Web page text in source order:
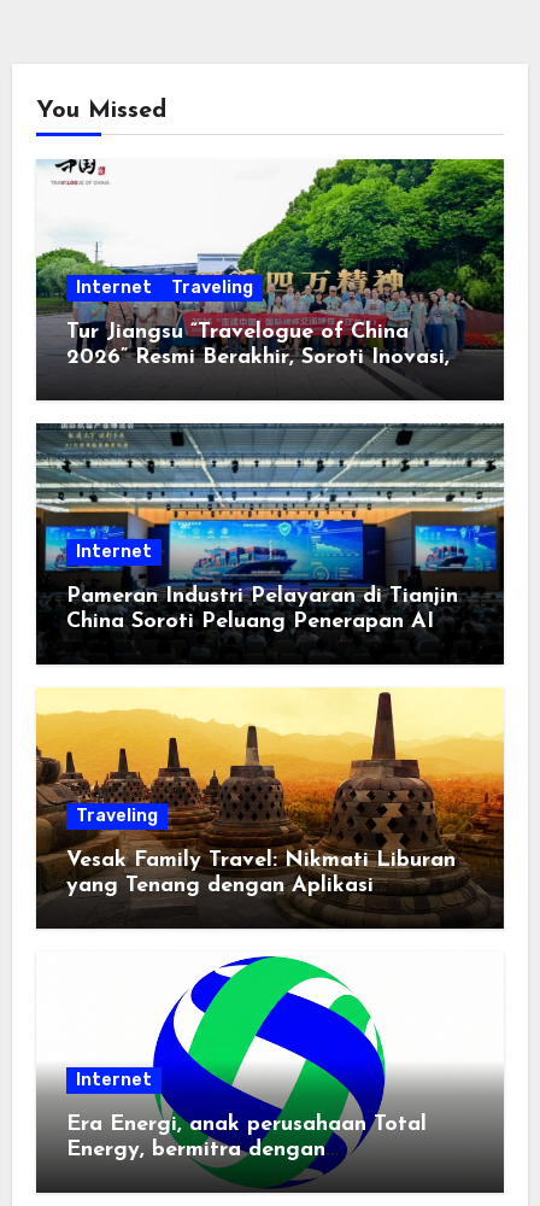
You Missed
Internet Traveling
Tur Jiangsu “Travelogue of China
2026” Resmi Berakhir, Soroti Inovasi,
Keterbukaan, dan Pembangunan
Berorientasi pada Masyarakat
Internet
Pameran Industri Pelayaran di Tianjin
China Soroti Peluang Penerapan AI
Traveling
Vesak Family Travel: Nikmati Liburan
yang Tenang dengan Aplikasi
Pemindai PDF
Internet
Era Energi, anak perusahaan Total
Energy, bermitra dengan
Zhuochuangtong untuk mempercepat